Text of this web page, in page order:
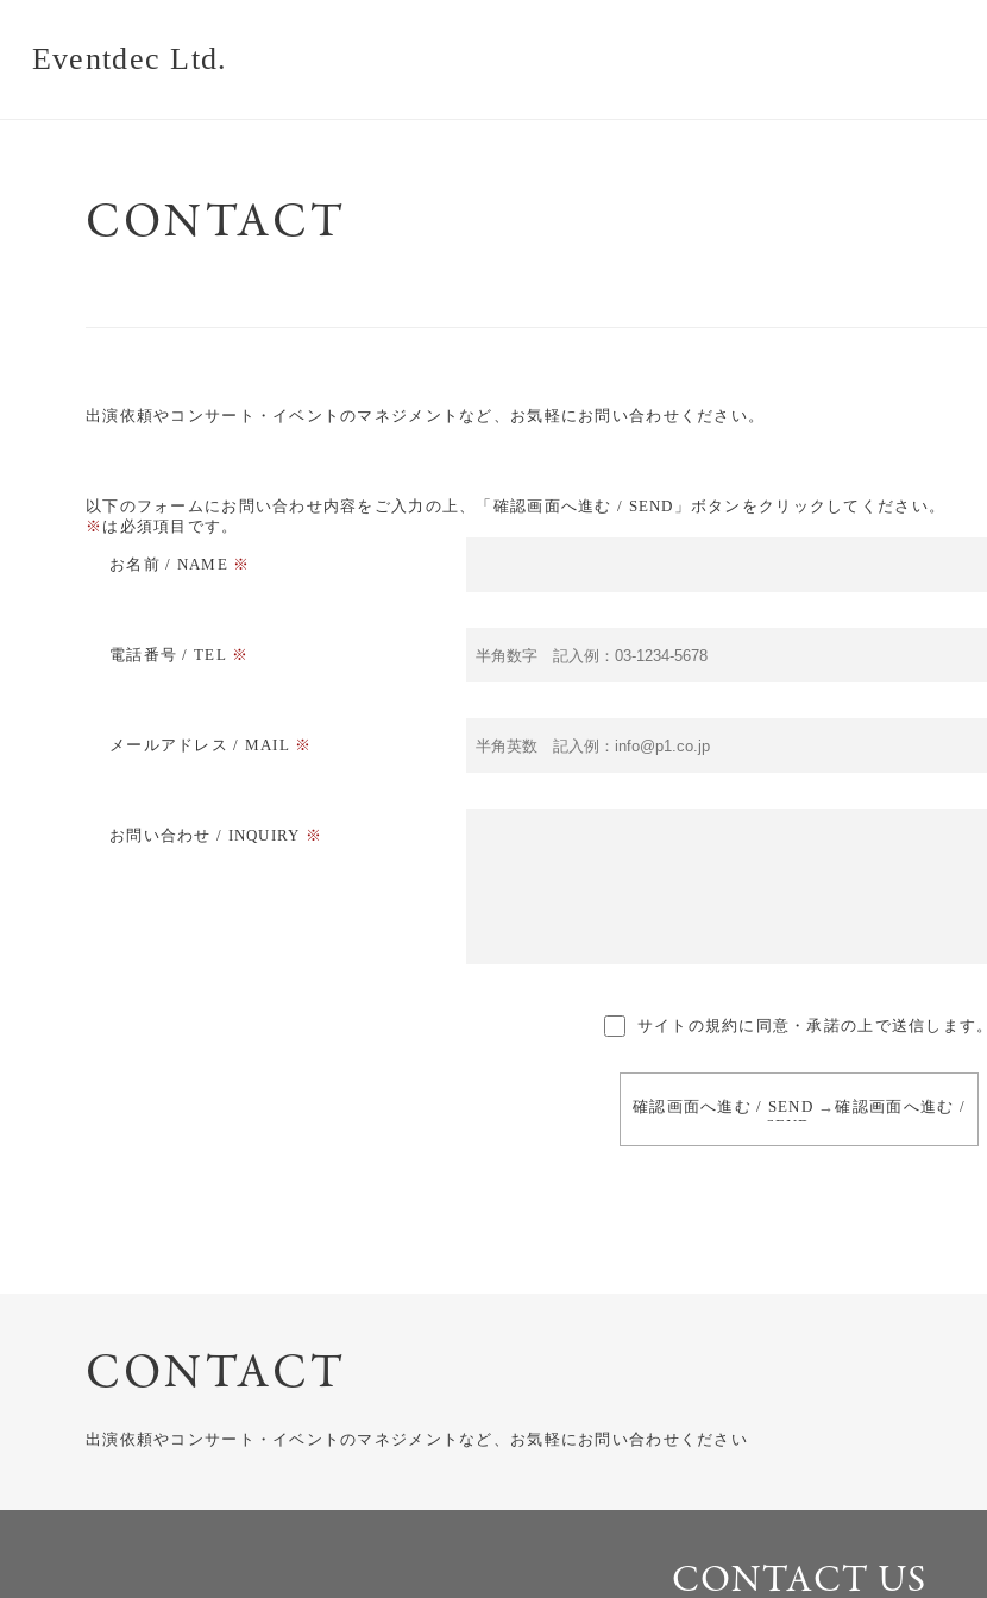
Eventdec Ltd.
CONTACT
出演依頼やコンサート・イベントのマネジメントなど、お気軽にお問い合わせください。
以下のフォームにお問い合わせ内容をご入力の上、「確認画面へ進む / SEND」ボタンをクリックしてください。
※ は必須項目です。
お名前 / NAME ※
電話番号 / TEL ※
メールアドレス / MAIL ※
お問い合わせ / INQUIRY ※
サイトの規約に同意・承諾の上で送信します。
確認画面へ進む / SEND →確認画面へ進む /
SEND
CONTACT
出演依頼やコンサート・イベントのマネジメントなど、お気軽にお問い合わせください
CONTACT US